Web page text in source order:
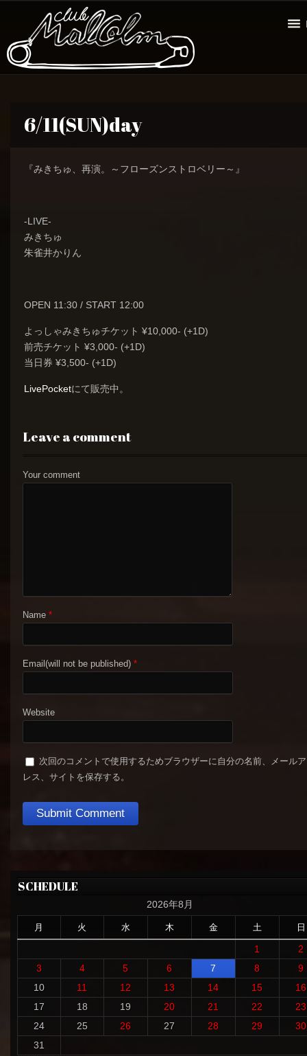
6/11(SUN)day
『みきちゅ、再演。～フローズンストロベリー～』
-LIVE-
みきちゅ
朱雀井かりん
OPEN 11:30 / START 12:00
よっしゃみきちゅチケット ¥10,000- (+1D)
前売チケット ¥3,000- (+1D)
当日券 ¥3,500- (+1D)
LivePocketにて販売中。
Leave a comment
Your comment
Name *
Email(will not be published) *
Website
次回のコメントで使用するためブラウザーに自分の名前、メール
レス、サイトを保存する。
SCHEDULE
2026年8月
月 火 水 木 金 土 日
1
2
3
4 5 6 7 8
9
10
11 12 13 14 15
16
17
18 19 20 21 22
23
24
25 26 27 28 29
30
31